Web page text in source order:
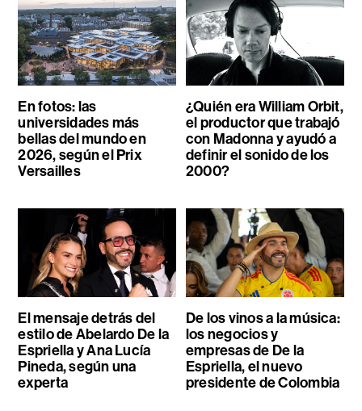
En fotos: las
universidades más
bellas del mundo en
2026, según el Prix
Versailles
¿Quién era William Orbit,
el productor que trabajó
con Madonna y ayudó a
definir el sonido de los
2000?
El mensaje detrás del
estilo de Abelardo De la
Espriella y Ana Lucía
Pineda, según una
experta
De los vinos a la música:
los negocios y
empresas de De la
Espriella, el nuevo
presidente de Colombia